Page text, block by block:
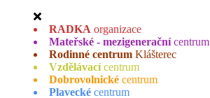
RADKA organizace
Mateřské - mezigenerační centrum
Rodinné centrum Klášterec
Vzdělávací centrum
Dobrovolnické centrum
Plavecké centrum